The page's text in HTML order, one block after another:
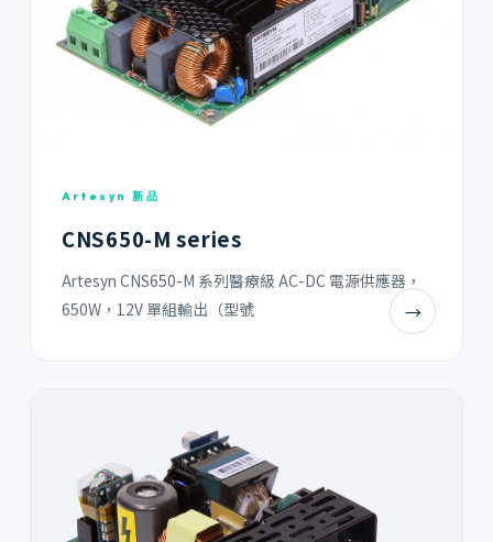
Artesyn 新品
CNS650-M series
Artesyn CNS650-M 系列醫療級 AC-DC 電源供應器，
650W，12V 單組輸出（型號
→